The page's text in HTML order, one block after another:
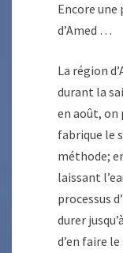
Encore
d’Amed …
La région
durant la
en août, on
fabrique le
méthode;
laissant
processus
durer
d’en faire